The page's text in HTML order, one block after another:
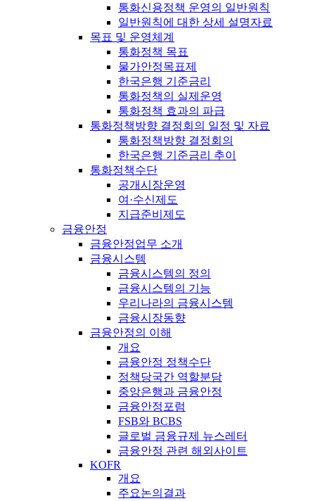
통화신용정책 운영의 일반원칙
일반원칙에 대한 상세 설명자료
목표 및 운영체계
통화정책 목표
물가안정목표제
한국은행 기준금리
통화정책의 실제운영
통화정책 효과의 파급
통화정책방향 결정회의 일정 및 자료
통화정책방향 결정회의
한국은행 기준금리 추이
통화정책수단
공개시장운영
여·수신제도
지급준비제도
금융안정
금융안정업무 소개
금융시스템
금융시스템의 정의
금융시스템의 기능
우리나라의 금융시스템
금융시장동향
금융안정의 이해
개요
금융안정 정책수단
정책당국간 역할분담
중앙은행과 금융안정
금융안정포럼
FSB와 BCBS
글로벌 금융규제 뉴스레터
금융안정 관련 해외사이트
KOFR
개요
주요논의결과